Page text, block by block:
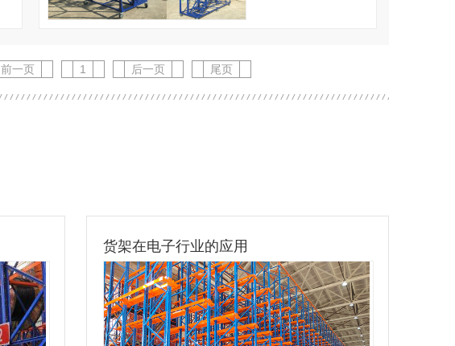
前一页 1 后一页 尾页
货架在电子行业的应用